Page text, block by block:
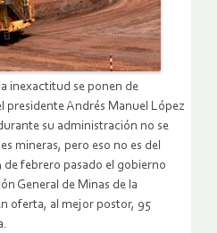
inexactitud se ponen de
presidente Andrés Manuel López
su administración no se
mineras, pero eso no es del
febrero pasado el gobierno
General de Minas de la
oferta, al mejor postor, 95